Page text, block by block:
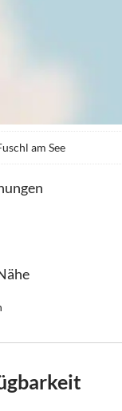
am See
(A1) Richtung Linz -
Fuschl am See